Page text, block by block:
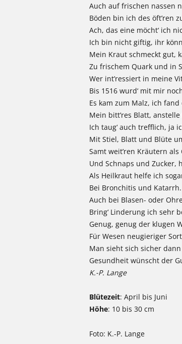
Auch auf frischen nassen
Böden bin ich des öft’ren
Ach, das eine möcht‘ ich
Ich bin nicht giftig, ihr
Mein Kraut schmeckt gut,
Zu frischem Quark und in
Wer int’ressiert in meine
Bis 1516 wurd‘ mit mir
Es kam zum Malz, ich fand
Mein bitt’res Blatt,
Ich taug‘ auch trefflich, ja
Mit Stiel, Blatt und Blüte
Samt weit’ren Kräutern als
Und Schnaps und Zucker,
Als Heilkraut helfe ich
Bei Bronchitis und Katarrh.
Auch bei Blasen- oder
Bring‘ Linderung ich sehr
Genug, genug der klugen
Für Wesen neugieriger
Man sieht sich sicher
Gesundheit wünscht der
K.-P. Lange
Blütezeit: April bis Juni
Höhe: 10 bis 30 cm
Foto: K.-P. Lange